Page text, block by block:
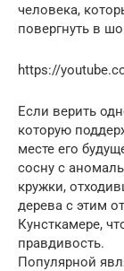
человека,
повергнуть в
https://
Если верить
которую
месте его
сосну с
кружки,
дерева с этим
Кунсткамере,
правдивость.
Популярной